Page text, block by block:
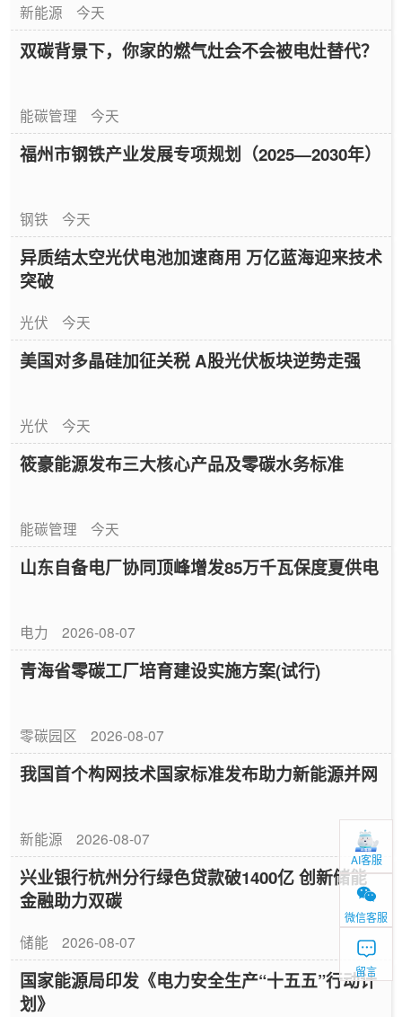
新能源 今天
双碳背景下，你家的燃气灶会不会被电灶替代？
能碳管理 今天
福州市钢铁产业发展专项规划（2025—2030年）
钢铁 今天
异质结太空光伏电池加速商用 万亿蓝海迎来技术
突破
光伏 今天
美国对多晶硅加征关税 A股光伏板块逆势走强
光伏 今天
筱豪能源发布三大核心产品及零碳水务标准
能碳管理 今天
山东自备电厂协同顶峰增发85万千瓦保度夏供电
电力 2026-08-07
青海省零碳工厂培育建设实施方案(试行)
零碳园区 2026-08-07
我国首个构网技术国家标准发布助力新能源并网
新能源 2026-08-07
兴业银行杭州分行绿色贷款破1400亿 创新储能
金融助力双碳
储能 2026-08-07
国家能源局印发《电力安全生产“十五五”行动计
划》
AI客服
微信客服
留言